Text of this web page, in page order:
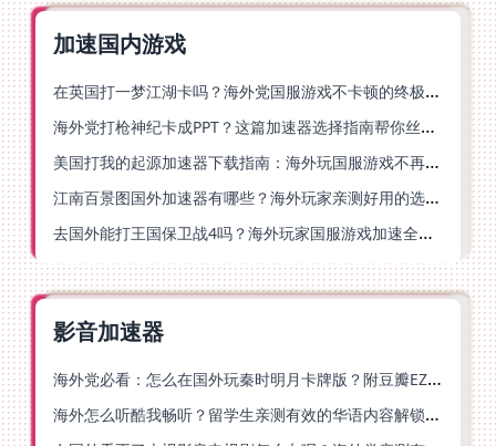
加速国内游戏
在英国打一梦江湖卡吗？海外党国服游戏不卡顿的终极解法
海外党打枪神纪卡成PPT？这篇加速器选择指南帮你丝滑上分
美国打我的起源加速器下载指南：海外玩国服游戏不再卡的终极方案
江南百景图国外加速器有哪些？海外玩家亲测好用的选择与避坑指南
去国外能打王国保卫战4吗？海外玩家国服游戏加速全攻略（附公主连结幻想江湖实测）
影音加速器
海外党必看：怎么在国外玩秦时明月卡牌版？附豆瓣EZCast地区限制破解法
海外怎么听酷我畅听？留学生亲测有效的华语内容解锁指南